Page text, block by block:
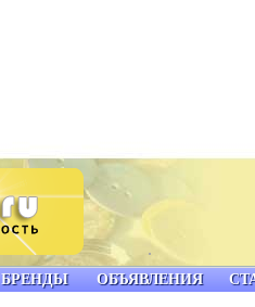
БРЕНДЫ ОБЪЯВЛЕНИЯ